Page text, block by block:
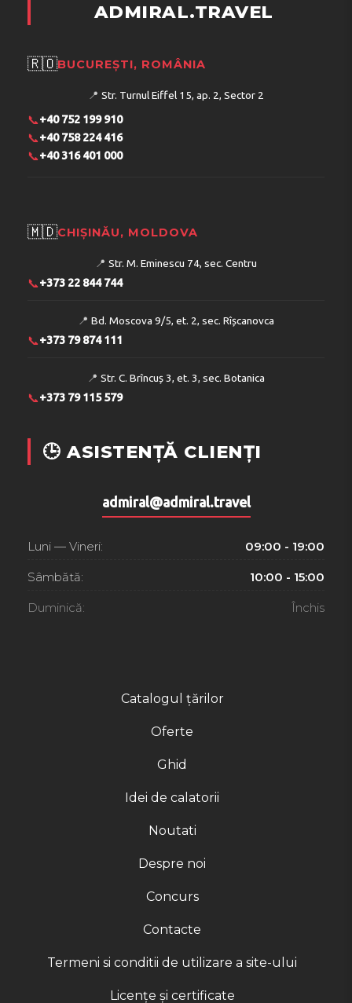
Catalogul țărilor
Oferte
Ghid
Idei de calatorii
Noutati
Despre noi
Concurs
Contacte
Termeni si conditii de utilizare a site-ului
Licențe și certificate
ADMIRAL.TRAVEL
🇷🇴BUCUREȘTI, ROMÂNIA
📍 Str. Turnul Eiffel 15, ap. 2, Sector 2
📞+40 752 199 910
📞+40 758 224 416
📞+40 316 401 000
🇲🇩CHIȘINĂU, MOLDOVA
📍 Str. M. Eminescu 74, sec. Centru
📞+373 22 844 744
📍 Bd. Moscova 9/5, et. 2, sec. Rîșcanovca
📞+373 79 874 111
📍 Str. C. Brîncuș 3, et. 3, sec. Botanica
📞+373 79 115 579
🕒 ASISTENȚĂ CLIENȚI
admiral@admiral.travel
Luni — Vineri: 09:00 - 19:00
Sâmbătă: 10:00 - 15:00
Duminică: Închis